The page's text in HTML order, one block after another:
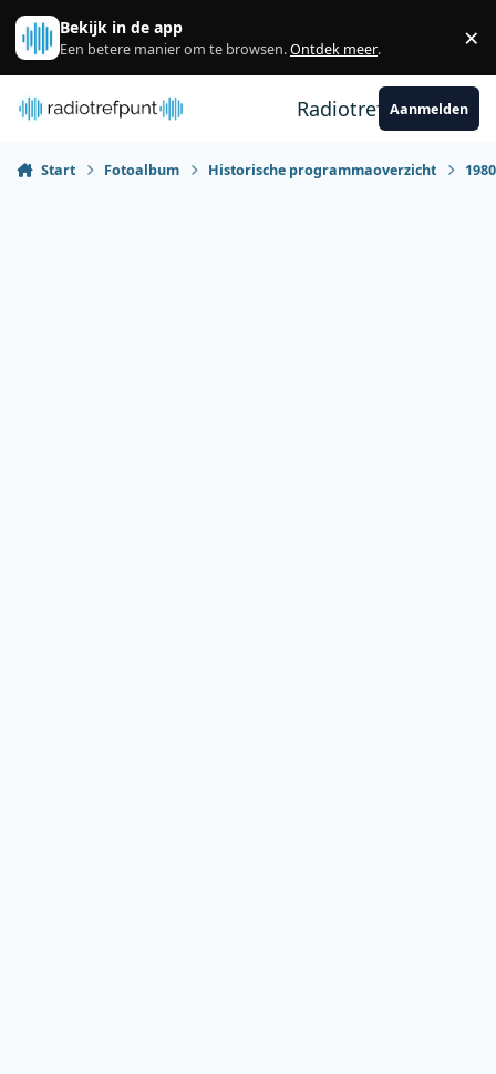
Spring naar bijdragen
Bekijk in de app
Een betere manier om te browsen.Ontdek meer. ×
RadiotrefpuntAanmelden
Start Fotoalbum Historische programmaoverzicht 1980